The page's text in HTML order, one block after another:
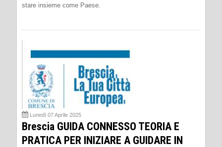
stare insieme come Paese.
Lunedì 07 Aprile 2025
Brescia GUIDA CONNESSO TEORIA E
PRATICA PER INIZIARE A GUIDARE IN